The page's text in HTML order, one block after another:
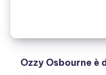
Ozzy Osbourne è